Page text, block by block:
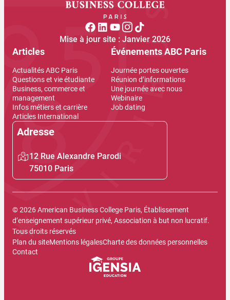
Mise à jour site : Janvier 2026
Articles
Actualités ABC Paris
Questions et vie étudiante
Business, commerce et
management
Infos métiers et carrière
Articles International
Événements ABC Paris
Journée portes ouvertes
Réunion d’informations
Une journée avec nous
Webinaire
Job dating
Adresse
12 Rue Alexandre Parodi
75010 Paris
© 2026 American Business College Paris, Établissement
d’enseignement supérieur privé, Association à but non lucratif.
Tous droits réservés
Plan du siteMentions légalesCharte des données personnelles
Contact